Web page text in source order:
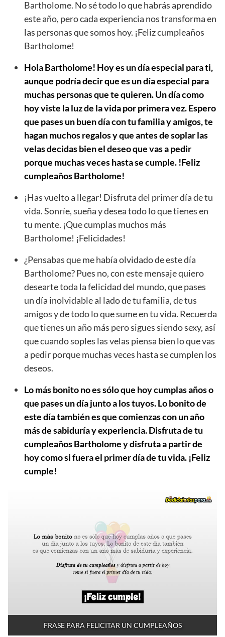
Bartholome. No sé todo lo que habrás aprendido
este año, pero cada experiencia nos transforma en
las personas que somos hoy. ¡Feliz cumpleaños
Bartholome!
Hola Bartholome! Hoy es un día especial para ti,
aunque podría decir que es un día especial para
muchas personas que te quieren. Un día como
hoy viste la luz de la vida por primera vez. Espero
que pases un buen día con tu familia y amigos, te
hagan muchos regalos y que antes de soplar las
velas decidas bien el deseo que vas a pedir
porque muchas veces hasta se cumple. !Feliz
cumpleaños Bartholome!
¡Has vuelto a llegar! Disfruta del primer día de tu
vida. Sonríe, sueña y desea todo lo que tienes en
tu mente. ¡Que cumplas muchos más
Bartholome! ¡Felicidades!
¿Pensabas que me había olvidado de este día
Bartholome? Pues no, con este mensaje quiero
desearte toda la felicidad del mundo, que pases
un día inolvidable al lado de tu familia, de tus
amigos y de todo lo que sume en tu vida. Recuerda
que tienes un año más pero sigues siendo sexy, así
que cuando soples las velas piensa bien lo que vas
a pedir porque muchas veces hasta se cumplen los
deseos.
Lo más bonito no es sólo que hoy cumplas años o
que pases un día junto a los tuyos. Lo bonito de
este día también es que comienzas con un año
más de sabiduría y experiencia. Disfruta de tu
cumpleaños Bartholome y disfruta a partir de
hoy como si fuera el primer día de tu vida. ¡Feliz
cumple!
FRASE PARA FELICITAR UN CUMPLEAÑOS